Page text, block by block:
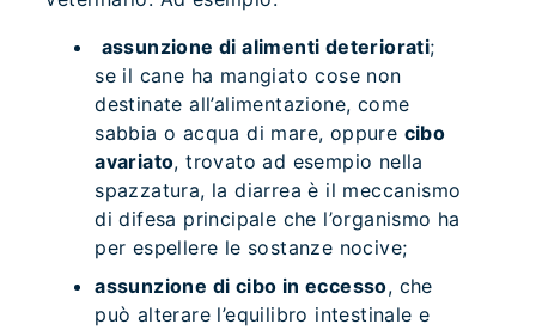
assunzione di alimenti deteriorati;
se il cane ha mangiato cose non
destinate all’alimentazione, come
sabbia o acqua di mare, oppure cibo
avariato, trovato ad esempio nella
spazzatura, la diarrea è il meccanismo
di difesa principale che l’organismo ha
per espellere le sostanze nocive;
assunzione di cibo in eccesso, che
può alterare l’equilibro intestinale e